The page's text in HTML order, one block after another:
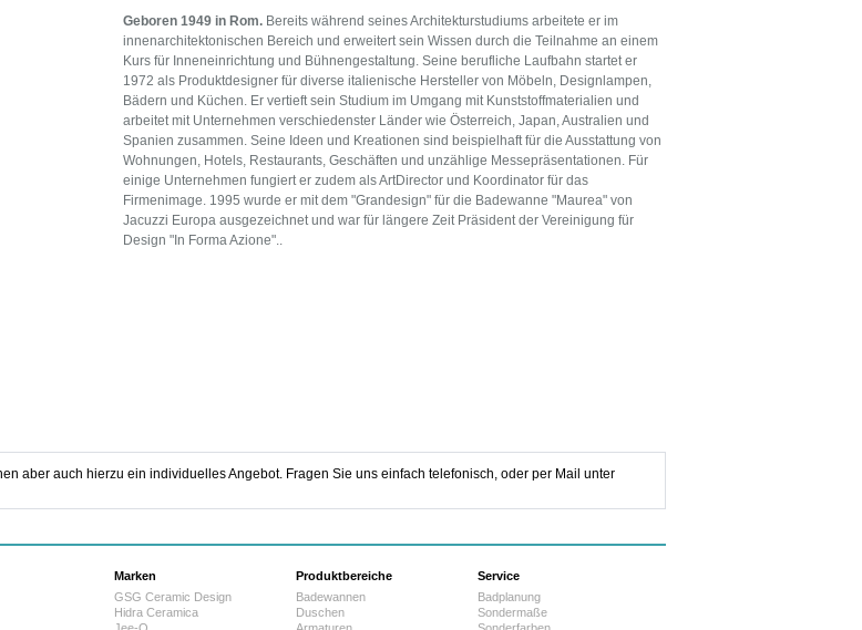
Geboren 1949 in Rom. Bereits während seines Architekturstudiums arbeitete er im
innenarchitektonischen Bereich und erweitert sein Wissen durch die Teilnahme an einem
Kurs für Inneneinrichtung und Bühnengestaltung. Seine berufliche Laufbahn startet er
1972 als Produktdesigner für diverse italienische Hersteller von Möbeln, Designlampen,
Bädern und Küchen. Er vertieft sein Studium im Umgang mit Kunststoffmaterialien und
arbeitet mit Unternehmen verschiedenster Länder wie Österreich, Japan, Australien und
Spanien zusammen. Seine Ideen und Kreationen sind beispielhaft für die Ausstattung von
Wohnungen, Hotels, Restaurants, Geschäften und unzählige Messepräsentationen. Für
einige Unternehmen fungiert er zudem als ArtDirector und Koordinator für das
Firmenimage. 1995 wurde er mit dem "Grandesign" für die Badewanne "Maurea" von
Jacuzzi Europa ausgezeichnet und war für längere Zeit Präsident der Vereinigung für
Design "In Forma Azione"..
aber auch hierzu ein individuelles Angebot. Fragen Sie uns einfach telefonisch, oder per Mail unter
Marken
GSG Ceramic Design
Hidra Ceramica
Jee-O
Produktbereiche
Badewannen
Duschen
Armaturen
Service
Badplanung
Sondermaße
Sonderfarben